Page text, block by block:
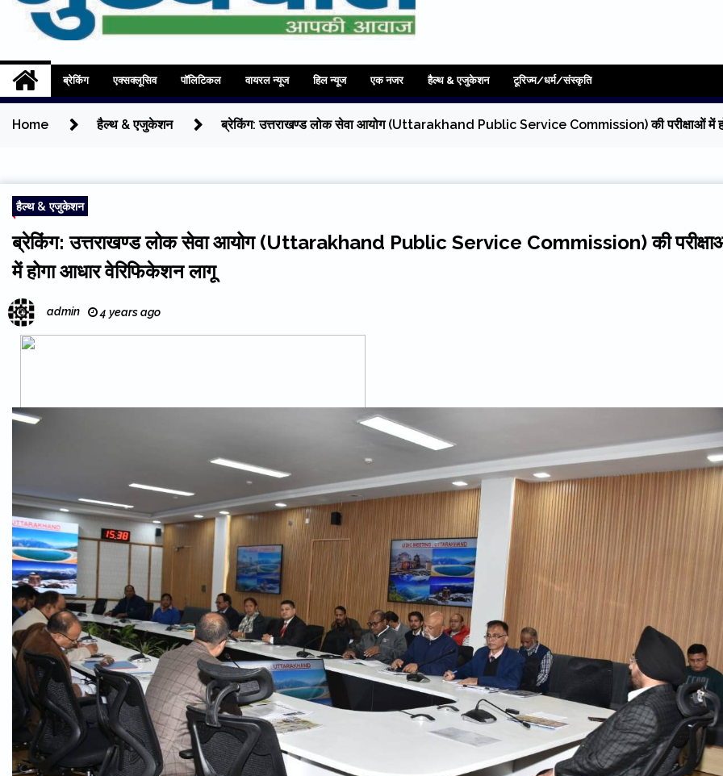
Mukhyadhara
Aapki Aawaz
ब्रेकिंग एक्सक्लूसिव पॉलिटिकल वायरल न्यूज हिल न्यूज एक नजर हैल्थ & एजुकेशन टूरिज्म/धर्म/संस्कृति
Home हैल्थ & एजुकेशन ब्रेकिंग: उत्तराखण्ड लोक सेवा आयोग (Uttarakhand Public Service Commission) की परीक्षाओं में
हैल्थ & एजुकेशन
ब्रेकिंग: उत्तराखण्ड लोक सेवा आयोग (Uttarakhand Public Service Commission) की
में होगा आधार वेरिफिकेशन लागू
admin 4 years ago